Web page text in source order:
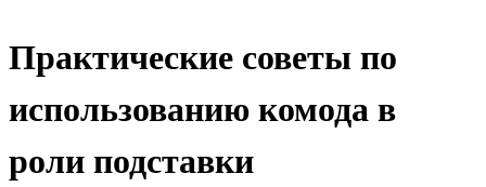
Практические советы по
использованию комода в
роли подставки